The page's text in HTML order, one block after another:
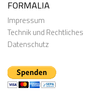
FORMALIA
Impressum
Technik und Rechtliches
Datenschutz